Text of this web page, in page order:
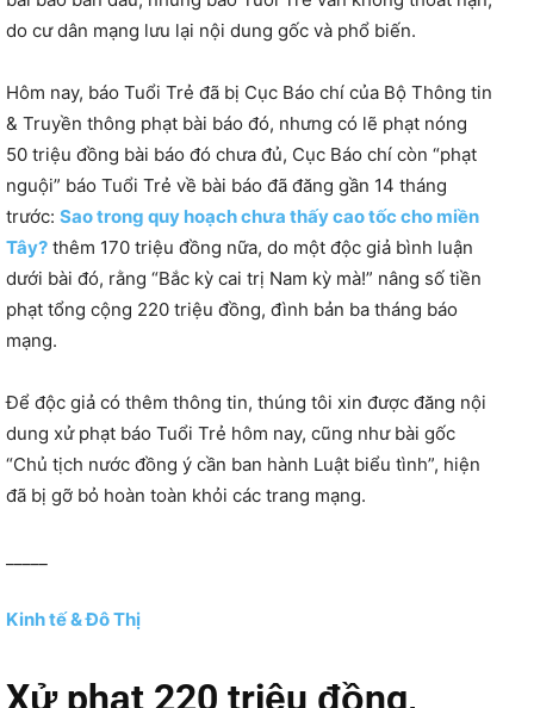
do cư dân mạng lưu lại nội dung gốc và phổ biến.
Hôm nay, báo Tuổi Trẻ đã bị Cục Báo chí của Bộ Thông tin
& Truyền thông phạt bài báo đó, nhưng có lẽ phạt nóng
50 triệu đồng bài báo đó chưa đủ, Cục Báo chí còn “phạt
nguội” báo Tuổi Trẻ về bài báo đã đăng gần 14 tháng
trước: Sao trong quy hoạch chưa thấy cao tốc cho miền
Tây? thêm 170 triệu đồng nữa, do một độc giả bình luận
dưới bài đó, rằng “Bắc kỳ cai trị Nam kỳ mà!” nâng số tiền
phạt tổng cộng 220 triệu đồng, đình bản ba tháng báo
mạng.
Để độc giả có thêm thông tin, thúng tôi xin được đăng nội
dung xử phạt báo Tuổi Trẻ hôm nay, cũng như bài gốc
“Chủ tịch nước đồng ý cần ban hành Luật biểu tình”, hiện
đã bị gỡ bỏ hoàn toàn khỏi các trang mạng.
Kinh tế & Đô Thị
Xử phạt 220 triệu đồng,